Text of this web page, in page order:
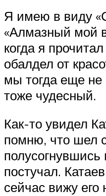
Я имею в виду
«Алмазный мой
когда я
обалдел от
мы тогда еще не
тоже чудесный.
Как-то увидел
помню, что шел
постучал.
сейчас вижу его